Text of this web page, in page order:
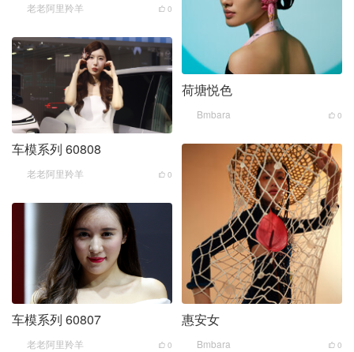
老老阿里羚羊 0
车模系列 60808
老老阿里羚羊 0
车模系列 60807
老老阿里羚羊 0
荷塘悦色
Bmbara 0
惠安女
Bmbara 0